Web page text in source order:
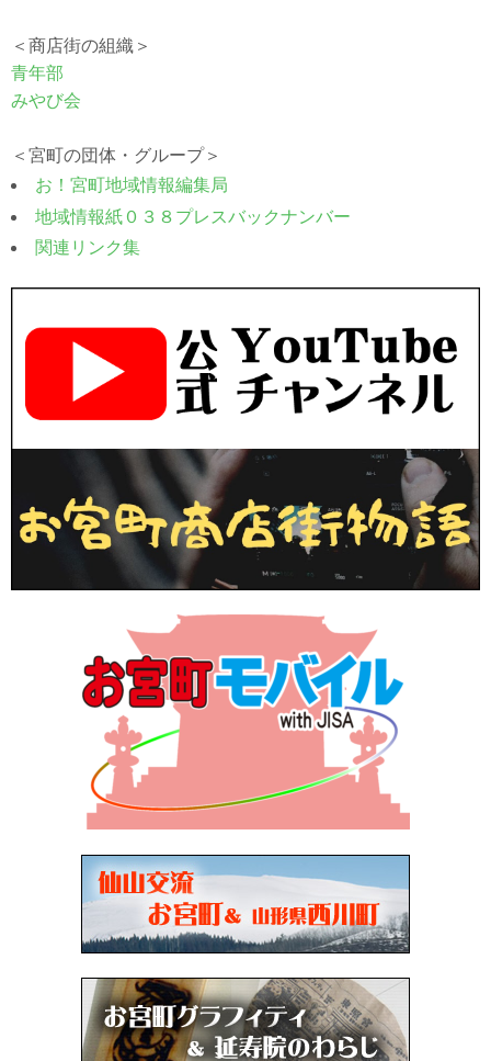
＜商店街の組織＞
青年部
みやび会
＜宮町の団体・グループ＞
お！宮町地域情報編集局
地域情報紙０３８プレスバックナンバー
関連リンク集